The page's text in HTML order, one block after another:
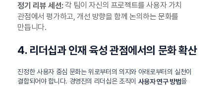
정기 리뷰 세션:각 팀이 자신의 프로젝트를 사용자 가치
관점에서 평가하고, 개선 방향을 함께 논의하는 문화를
만듭니다.
4. 리더십과 인재 육성 관점에서의 문화 확산
진정한 사용자 중심 문화는 위로부터의 의지와 아래로부터의 실천이
결합되어야 합니다. 경영진의 리더십은 조직이 사용자 연구 방법을